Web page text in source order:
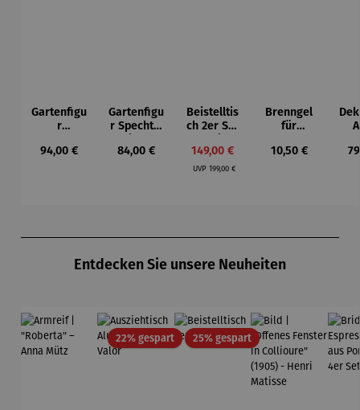
Gartenfigu
r
t Vogel -
Regulärer Preis:
94,00 €
Gartenfigu
r Specht -
Bhire
Regulärer Preis:
84,00 €
Beistelltis
ch 2er Set
Verkaufspreis:
149,00 €
UVP Regulärer Preis:
199,00 €
Brenngel
für
elle -
Regulärer Preis:
10,50 €
Entdecken Sie unsere Neuheiten
22% gespartRabatt25% gespartRabatt